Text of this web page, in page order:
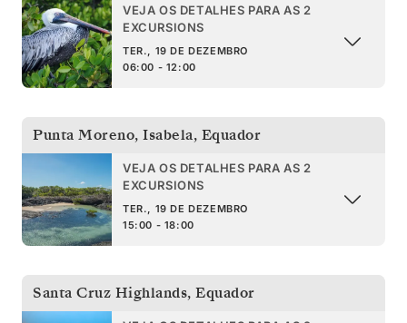
VEJA OS DETALHES PARA AS 2
EXCURSIONS
TER., 19 DE DEZEMBRO
06:00 - 12:00
Punta Moreno, Isabela, Equador
VEJA OS DETALHES PARA AS 2
EXCURSIONS
TER., 19 DE DEZEMBRO
15:00 - 18:00
Santa Cruz Highlands, Equador